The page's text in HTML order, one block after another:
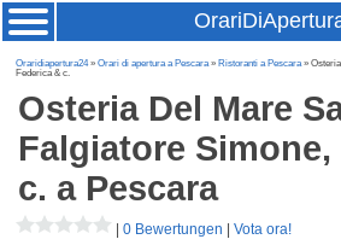
Oraridiapertura24»Orari di apertura a Pescara» Ristoranti a Pescara»
Federica & c.
Osteria Del Mare
Falgiatore Simone,
c. a Pescara
|0 Bewertungen |Vota ora!